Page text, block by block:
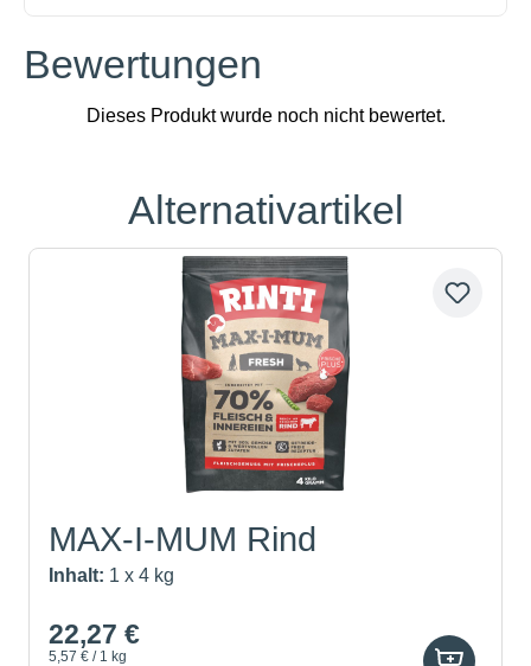
Bewertungen
Produktgalerie überspringen
Alternativartikel
MAX-I-MUM Rind
Inhalt: 1 x 4 kg
22,27 €
5,57 € / 1 kg